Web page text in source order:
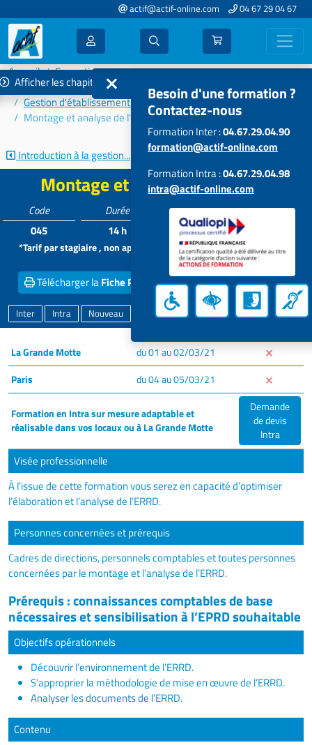
actif@actif-online.com 04 67 29 04 67
Accueil
Formations 2021
Paye - Économat - Comptabilité - Gestion
Gestion d'établissement et de service
Montage et analyse de l'ERRD
Afficher les chapitres
Introduction à la gestion... Tableaux de bord sociaux,...
Montage et analyse de l'ERRD
Code
045
Durée
14 h
Tarif*
525 €
Participants
*Tarif par stagiaire , non applicable aux formations intra dans vos
Télécharger laFiche PDF Obtenir unDevis inter
Inter Intra Nouveau
La Grande Motte
du 01 au 02/03/21
Paris
du 04 au 05/03/21
Formation en Intra sur mesure adaptable et
réalisable dans vos locaux ou à La Grande Motte
Demande
de devis
Intra
Visée professionnelle
À l’issue de cette formation vous serez en capacité d’optimiser
l’élaboration et l’analyse de l’ERRD.
Personnes concernées et prérequis
Cadres de directions, personnels comptables et toutes personnes
concernées par le montage et l’analyse de l’ERRD.
Prérequis : connaissances comptables de base
nécessaires et sensibilisation à l’EPRD souhaitable
Objectifs opérationnels
Découvrir l’environnement de l’ERRD.
S’approprier la méthodologie de mise en œuvre de l’ERRD.
Analyser les documents de l’ERRD.
Contenu
Besoin d'une formation ?
Contactez-nous
Formation Inter :04.67.29.04.90
formation@actif-online.com
Formation Intra :04.67.29.04.98
intra@actif-online.com